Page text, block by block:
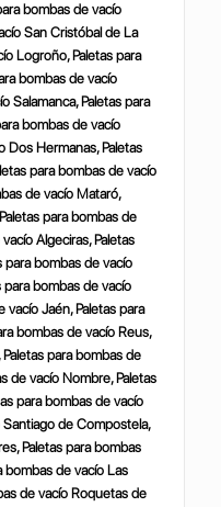
bombas de vacío
San Cristóbal de La
Logroño, Paletas para
bombas de vacío
Salamanca, Paletas para
bombas de vacío
Dos Hermanas, Paletas
para bombas de vacío
de vacío Mataró,
para bombas de
Algeciras, Paletas
para bombas de vacío
para bombas de vacío
vacío Jaén, Paletas para
bombas de vacío Reus,
para bombas de
de vacío Nombre, Paletas
para bombas de vacío
Santiago de Compostela,
Paletas para bombas
bombas de vacío Las
de vacío Roquetas de